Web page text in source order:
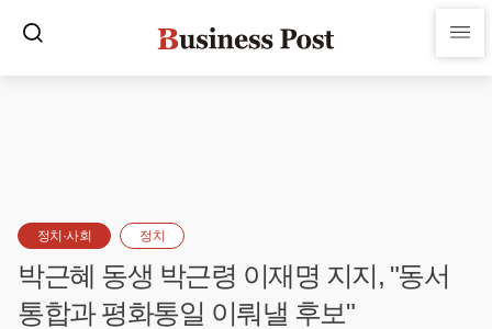
정치·사회 정치
박근혜 동생 박근령 이재명 지지, "동서
통합과 평화통일 이뤄낼 후보"